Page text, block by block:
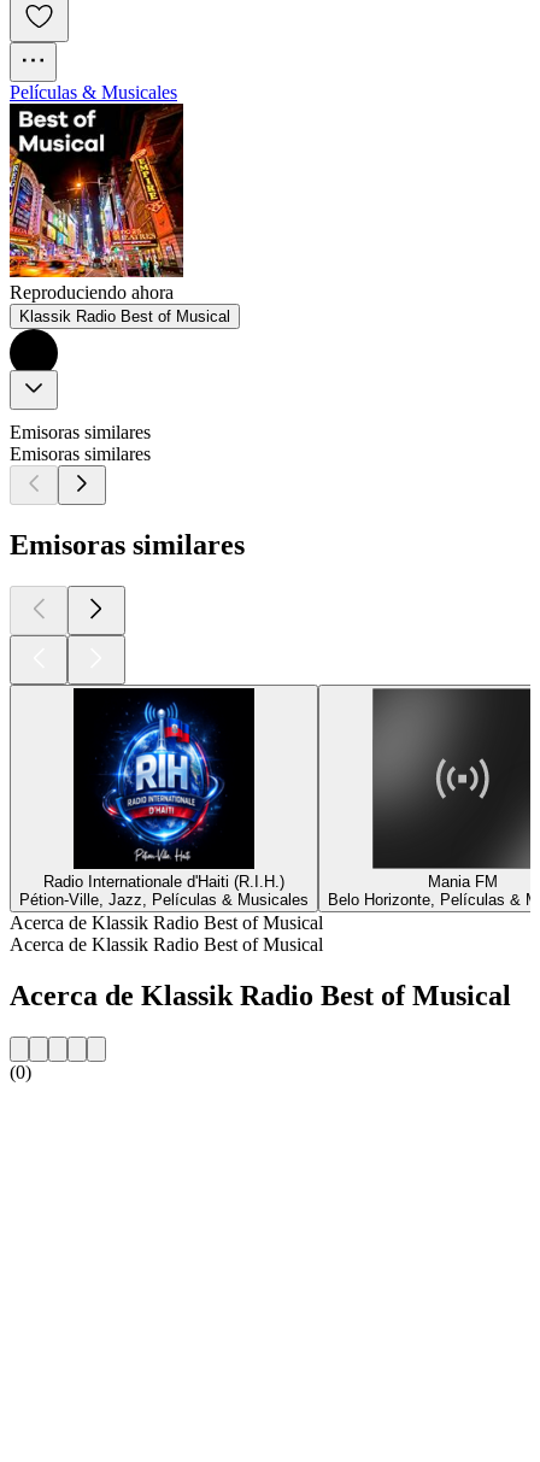
Películas & Musicales
Reproduciendo ahora
Klassik Radio Best of Musical
Emisoras similares
Emisoras similares
Emisoras similares
Radio Internationale d'Haiti (R.I.H.)
Pétion-Ville, Jazz, Películas & Musicales
Mania FM
Belo Horizonte, Películas &
Acerca de Klassik Radio Best of Musical
Acerca de Klassik Radio Best of Musical
Acerca de Klassik Radio Best of Musical
(0)